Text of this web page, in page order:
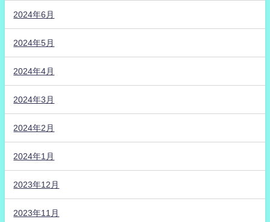
2024年6月
2024年5月
2024年4月
2024年3月
2024年2月
2024年1月
2023年12月
2023年11月